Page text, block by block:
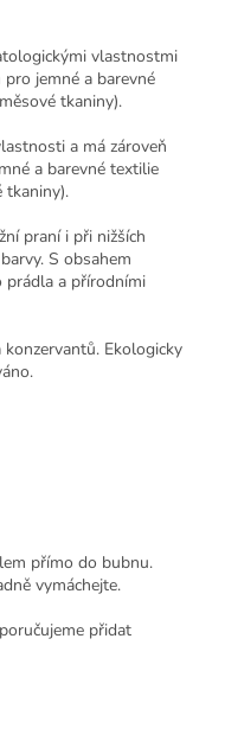
vlastnostmi
jemné a barevné
tkaniny).
a má zároveň
a barevné textilie
tkaniny).
praní i při nižších
S obsahem
prádla a přírodními
Ekologicky
přímo do bubnu.
vymáchejte.
přidat